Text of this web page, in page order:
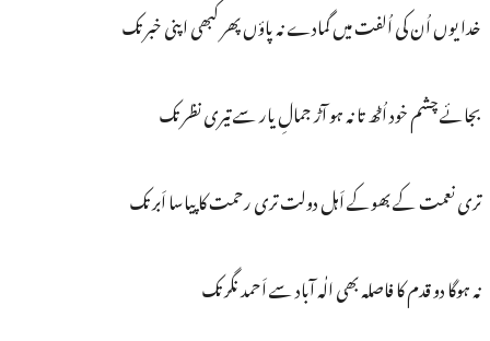
خدا یوں اُن کی اُلفت میں گمادے نہ پاؤں پھر کبھی اپنی خبر تک
بجائے چشم خود اُٹھ تا نہ ہو آڑ جمالِ یار سے تیری نظر تک
تری نعمت کے بھوکے اَہل دولت تری رحمت کا پیاسا اَبر تک
نہ ہوگا دو قدم کا فاصلہ بھی الٰہ آباد سے اَحمد نگر تک